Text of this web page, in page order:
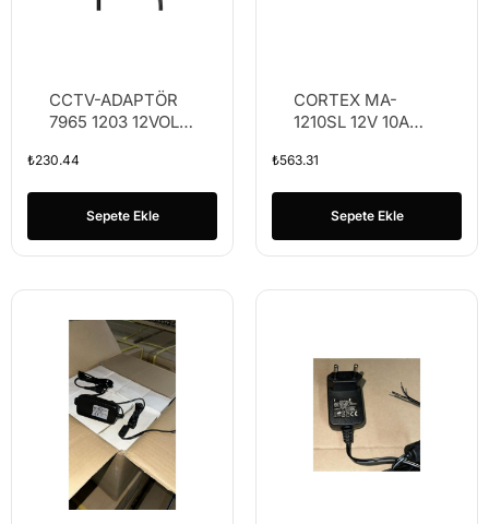
CCTV-ADAPTÖR
7965 1203 12VOLT
PLASTİK KASA
ADAPTÖR(YERLİ
ÜRETİM)
₺230.44
Sepete Ekle
CORTEX MA-
1210SL 12V 10A
(SLİM)
₺563.31
Sepete Ekle